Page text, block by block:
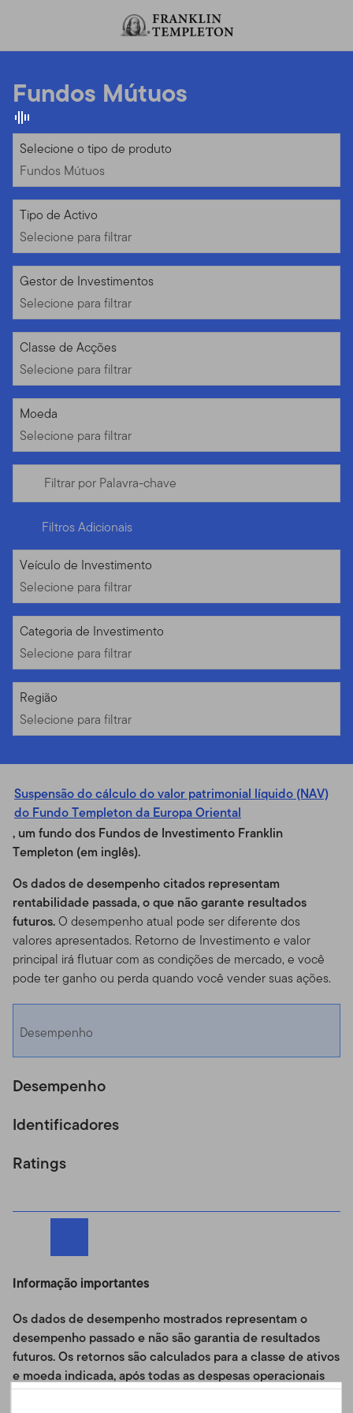
Fundos Mútuos
Fundos Mútuos
Selecione o tipo de produto
Fundos Mútuos
Selecione para filtrar
Tipo de Activo
Selecione para filtrar
Selecione para filtrar
Gestor de Investimentos
Selecione para filtrar
Selecione para filtrar
Classe de Acções
Selecione para filtrar
Selecione para filtrar
Moeda
Selecione para filtrar
Filtrar por Palavra-chave
Filtros Adicionais
Selecione para filtrar
Veículo de Investimento
Selecione para filtrar
Selecione para filtrar
Categoria de Investimento
Selecione para filtrar
Selecione para filtrar
Região
Selecione para filtrar
Suspensão do cálculo do valor patrimonial líquido (NAV)
do Fundo Templeton da Europa Oriental
, um fundo dos Fundos de Investimento Franklin
Templeton (em inglês).
Os dados de desempenho citados representam
rentabilidade passada, o que não garante resultados
futuros.O desempenho atual pode ser diferente dos
valores apresentados. Retorno de Investimento e valor
principal irá flutuar com as condições de mercado, e você
pode ter ganho ou perda quando você vender suas ações.
Desempenho
Desempenho
Identificadores
Ratings
Informação importantes
Os dados de desempenho mostrados representam o
desempenho passado e não são garantia de resultados
futuros. Os retornos são calculados para a classe de ativos
e moeda indicada, após todas as despesas operacionais
do Fundo, e refletem o reinvestimento das distribuições.